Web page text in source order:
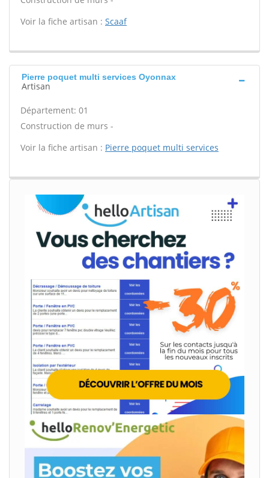
Voir la fiche artisan : Scaaf
Pierre poquet multi services Oyonnax
Artisan
Département: 01
Construction de murs -
Voir la fiche artisan : Pierre poquet multi services